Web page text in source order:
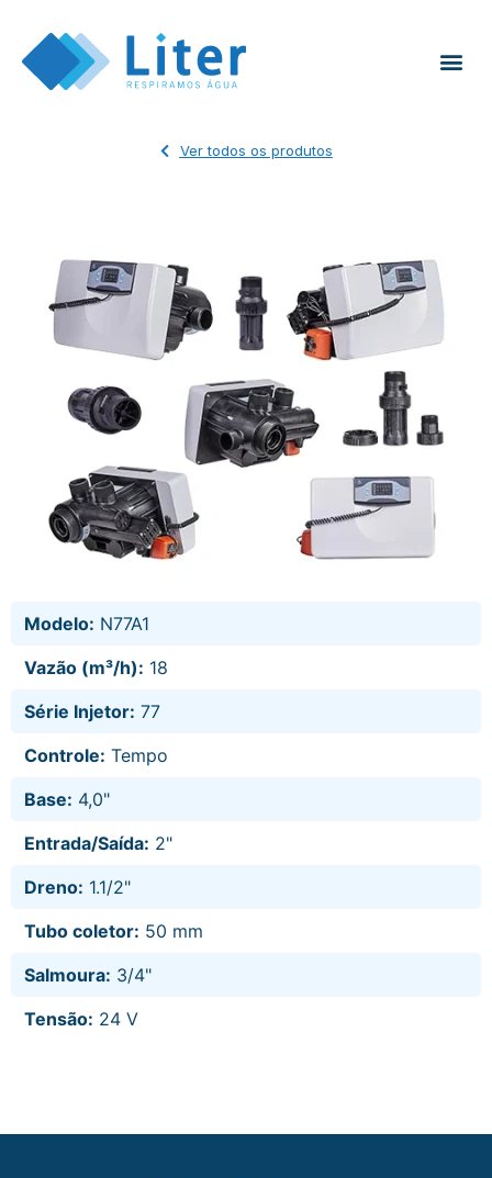
Ver todos os produtos
Modelo: N77A1
Vazão (m³/h): 18
Série Injetor: 77
Controle: Tempo
Base: 4,0"
Entrada/Saída: 2"
Dreno: 1.1/2"
Tubo coletor: 50 mm
Salmoura: 3/4"
Tensão: 24 V